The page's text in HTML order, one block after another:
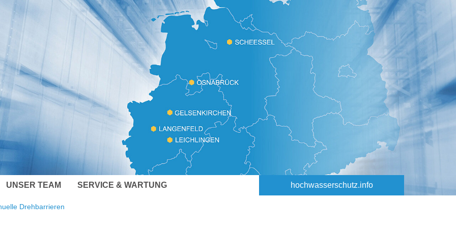
UNSER TEAM SERVICE & WARTUNG
hochwasserschutz.info
Drehbarrieren